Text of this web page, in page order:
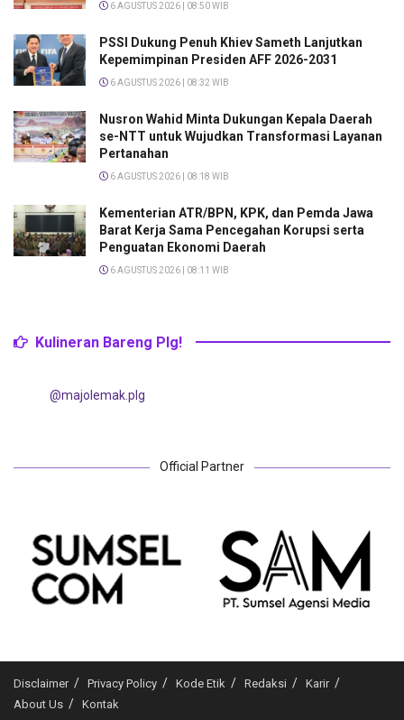
6 AGUSTUS 2026 | 08:50 WIB
PSSI Dukung Penuh Khiev Sameth Lanjutkan
Kepemimpinan Presiden AFF 2026-2031
6 AGUSTUS 2026 | 08:32 WIB
Nusron Wahid Minta Dukungan Kepala Daerah
se-NTT untuk Wujudkan Transformasi Layanan
Pertanahan
6 AGUSTUS 2026 | 08:18 WIB
Kementerian ATR/BPN, KPK, dan Pemda Jawa
Barat Kerja Sama Pencegahan Korupsi serta
Penguatan Ekonomi Daerah
6 AGUSTUS 2026 | 08:11 WIB
Kulineran Bareng Plg!
@majolemak.plg
Official Partner
Disclaimer Privacy Policy Kode Etik Redaksi
Karir
About Us
Kontak